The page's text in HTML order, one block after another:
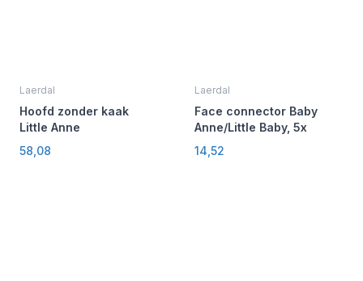
Laerdal
Hoofd zonder kaak
Little Anne
58,08
Laerdal
Face connector Baby
Anne/Little Baby, 5x
14,52